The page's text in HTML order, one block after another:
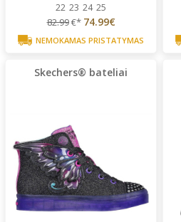
22 23 24 25
82.99€* 74.99€
NEMOKAMAS PRISTATYMAS
Skechers® bateliai